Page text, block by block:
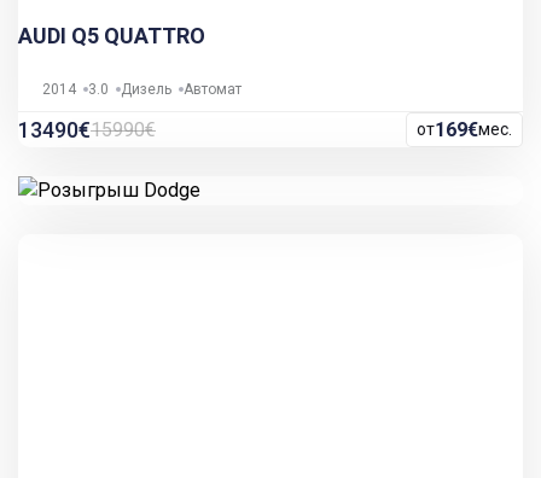
AUDI Q5 QUATTRO
2014 3.0 Дизель Автомат
13490€15990€ от169€мес.